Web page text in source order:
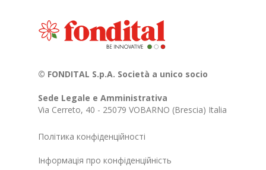
© FONDITAL S.p.A. Società a unico socio
Sede Legale e Amministrativa
Via Cerreto, 40 - 25079 VOBARNO (Brescia) Italia
Політика конфіденційності
Інформація про конфіденційність